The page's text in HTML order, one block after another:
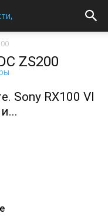
ZS200
Sony RX100 VI